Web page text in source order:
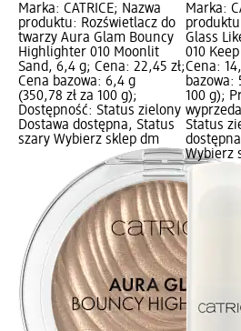
Marka: CATRICE; Nazwa
produktu: Rozświetlacz do
twarzy Aura Glam Bouncy
Highlighter 010 Moonlit
Sand, 6,4 g; Cena: 22,45 zł;
Cena bazowa: 6,4 g
(350,78 zł za 100 g);
Dostępność: Status zielony
Dostawa dostępna, Status
szary Wybierz sklep dm
Marka:
Glass
010
Cena:
bazowa:
100 g);
Status
Wybierz